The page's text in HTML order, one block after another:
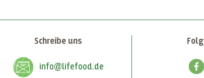
Schreibe uns
info@lifefood.de